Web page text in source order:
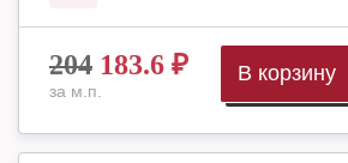
204 183.6 ₽
за м.п.
В корзину